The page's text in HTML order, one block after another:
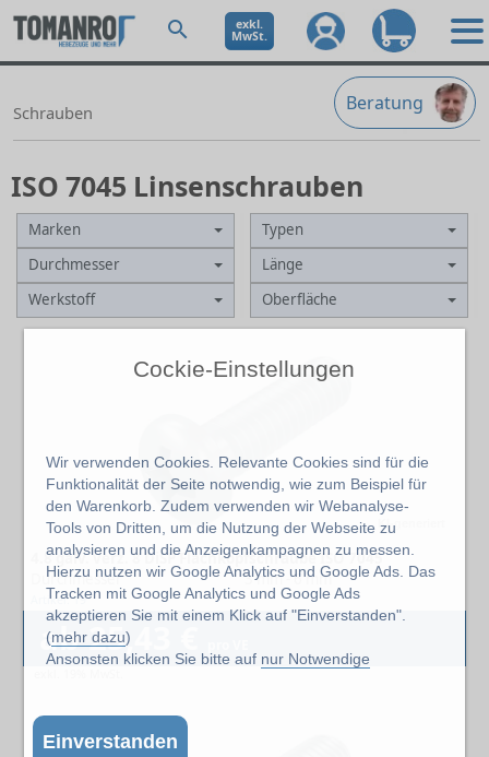
Cockie-Einstellungen
Wir verwenden Cookies. Relevante Cookies sind für die
Funktionalität der Seite notwendig, wie zum Beispiel für
den Warenkorb. Zudem verwenden wir Webanalyse-
Tools von Dritten, um die Nutzung der Webseite zu
analysieren und die Anzeigenkampagnen zu messen.
Hierzu nutzen wir Google Analytics und Google Ads. Das
Tracken mit Google Analytics und Google Ads
akzeptieren Sie mit einem Klick auf "Einverstanden".
(mehr dazu)
Ansonsten klicken Sie bitte auf nur Notwendige
Einverstanden
exkl.
MwSt.
Beratung
Schrauben
ISO 7045 Linsenschrauben
Marken
Typen
Durchmesser
Länge
Werkstoff
Oberfläche
KI-generiert
4.8 galv. verz. 8 DiSP Flachkopfschraube ISO 7045
Durchmesser
3 mm - 6 mm
Artikel: 19
ab 25,43 €